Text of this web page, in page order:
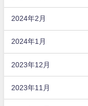
2024年2月
2024年1月
2023年12月
2023年11月